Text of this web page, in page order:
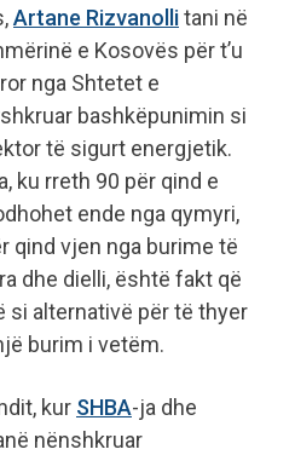
Artane Rizvanollitani në
e Kosovës për t’u
nga Shtetet e
bashkëpunimin si
të sigurt energjetik.
ku rreth 90 për qind e
ende nga qymyri,
qind vjen nga burime të
dhe dielli, është fakt që
si alternativë për të thyer
burim i vetëm.
kur SHBA-ja dhe
nënshkruar